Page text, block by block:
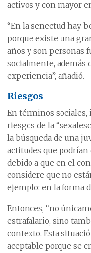
activos y con mayor
“En la senectud hay
porque existe una
años y son personas
socialmente, además
experiencia”, añadió.
Riesgos
En términos sociales,
riesgos de la
la búsqueda de una
actitudes que podrían
debido a que en el
considere que no
ejemplo: en la forma
Entonces, “no
estrafalario, sino
contexto. Esta
aceptable porque se